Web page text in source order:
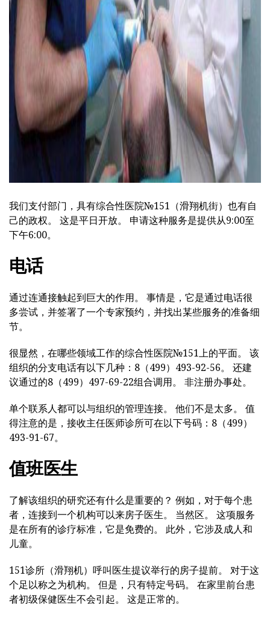
我们支付部门，具有综合性医院№151（滑翔机街）也有自
己的政权。 这是平日开放。 申请这种服务是提供从9:00至
下午6:00。
电话
通过连通接触起到巨大的作用。 事情是，它是通过电话很
多尝试，并签署了一个专家预约，并找出某些服务的准备细
节。
很显然，在哪些领域工作的综合性医院№151上的平面。 该
组织的分支电话有以下几种：8（499）493-92-56。 还建
议通过的8（499）497-69-22组合调用。 非注册办事处。
单个联系人都可以与组织的管理连接。 他们不是太多。 值
得注意的是，接收主任医师诊所可在以下号码：8（499）
493-91-67。
值班医生
了解该组织的研究还有什么是重要的？ 例如，对于每个患
者，连接到一个机构可以来房子医生。 当然区。 这项服务
是在所有的诊疗标准，它是免费的。 此外，它涉及成人和
儿童。
151诊所（滑翔机）呼叫医生提议举行的房子提前。 对于这
个足以称之为机构。 但是，只有特定号码。 在家里前台患
者初级保健医生不会引起。 这是正常的。